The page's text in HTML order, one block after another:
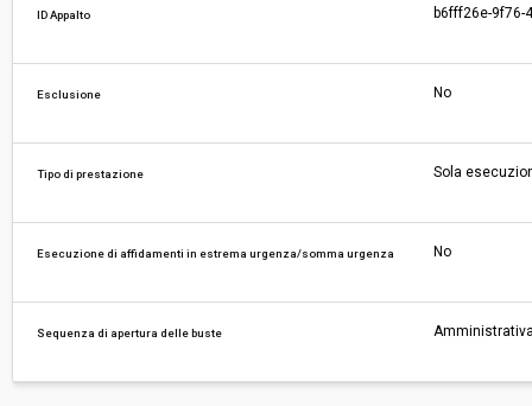
ID Appalto b6fff26e-9f76-
Esclusione No
Tipo di prestazione Sola
Esecuzione di affidamenti in estrema urgenza/somma urgenza No
Sequenza di apertura delle buste